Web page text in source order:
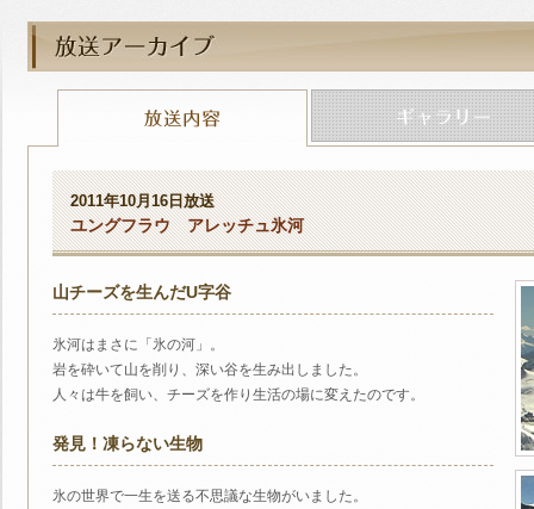
2011年10月16日放送
ユングフラウ アレッチュ氷河
山チーズを生んだU字谷
氷河はまさに「氷の河」。
岩を砕いて山を削り、深い谷を生み出しました。
人々は牛を飼い、チーズを作り生活の場に変えたのです。
発見！凍らない生物
氷の世界で一生を送る不思議な生物がいました。